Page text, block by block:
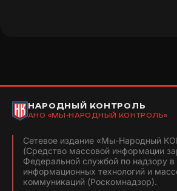
НАРОДНЫЙ КОНТРОЛЬ
АНО «МЫ-НАРОДНЫЙ КОНТРОЛЬ»
Сетевое издание «Мы-Народный
(Средство массовой информации
Федеральной службой по надзору в
информационных технологий и
коммуникаций (Роскомнадзор).